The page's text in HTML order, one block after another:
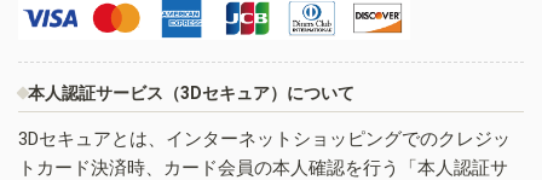
本人認証サービス（3Dセキュア）について
3Dセキュアとは、インターネットショッピングでのクレジッ
トカード決済時、カード会員の本人確認を行う「本人認証サ